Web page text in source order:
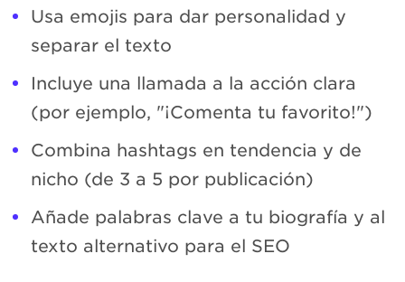
Usa emojis para dar personalidad y
separar el texto
Incluye una llamada a la acción clara
(por ejemplo, "¡Comenta tu favorito!")
Combina hashtags en tendencia y de
nicho (de 3 a 5 por publicación)
Añade palabras clave a tu biografía y al
texto alternativo para el SEO